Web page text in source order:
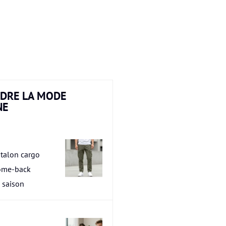
LA MODE
cargo
back